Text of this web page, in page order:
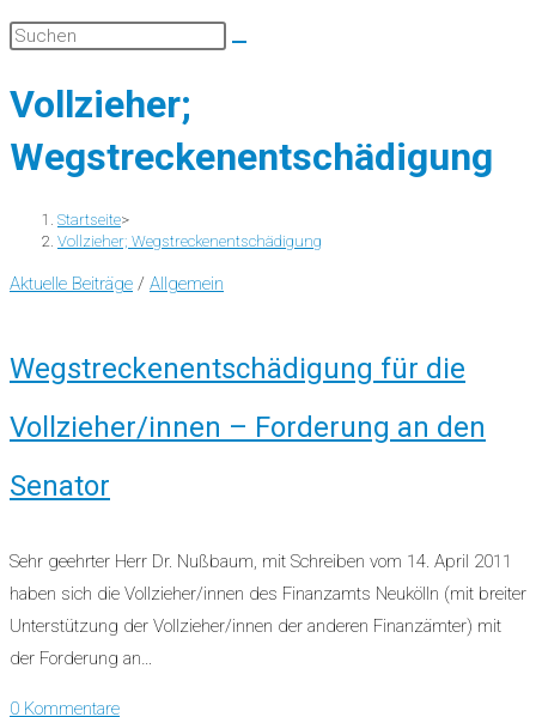
Vollzieher;
Wegstreckenentschädigung
Startseite>
Vollzieher; Wegstreckenentschädigung
Aktuelle Beiträge / Allgemein
Wegstreckenentschädigung für die
Vollzieher/innen – Forderung an den
Senator
Sehr geehrter Herr Dr. Nußbaum, mit Schreiben vom 14. April 2011
haben sich die Vollzieher/innen des Finanzamts Neukölln (mit breiter
Unterstützung der Vollzieher/innen der anderen Finanzämter) mit
der Forderung an…
0 Kommentare